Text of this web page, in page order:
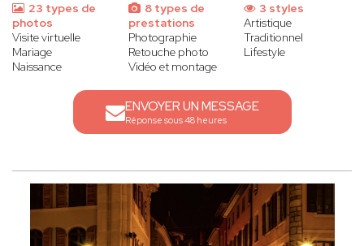
23 types de
photos
Visite virtuelle
Mariage
Naissance
8 types de
prestations
Photographie
Retouche photo
Vidéo et montage
3 styles
Artistique
Traditionnel
Lifestyle
ENVOYER UN MESSAGE
Réponse sous 48 heures